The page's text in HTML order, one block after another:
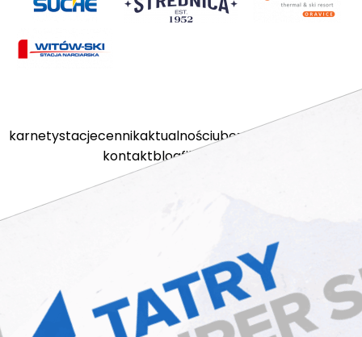
karnetystacjecennikaktualnościubezpieczenia
kontaktblogfilmy